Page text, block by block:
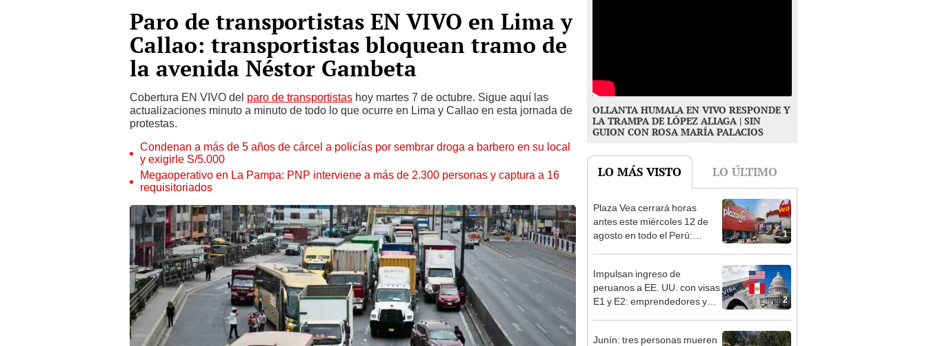
Paro de transportistas EN VIVO en Lima y
Callao: transportistas bloquean tramo de
la avenida Néstor Gambeta
Cobertura EN VIVO del paro de transportistas hoy martes 7 de octubre. Sigue aquí las
actualizaciones minuto a minuto de todo lo que ocurre en Lima y Callao en esta jornada de
protestas.
Condenan a más de 5 años de cárcel a policías por sembrar droga a barbero en su local
y exigirle S/5.000
Megaoperativo en La Pampa: PNP interviene a más de 2.300 personas y captura a 16
requisitoriados
OLLANTA HUMALA EN VIVO RESPONDE Y
LA TRAMPA DE LÓPEZ ALIAGA | SIN
GUION CON ROSA MARÍA PALACIOS
LO MÁS VISTO LO ÚLTIMO
1
Plaza Vea cerrará horas
antes este miércoles 12 de
agosto en todo el Perú:
2
Impulsan ingreso de
peruanos a EE. UU. con visas
E1 y E2: emprendedores y
Junín: tres personas mueren